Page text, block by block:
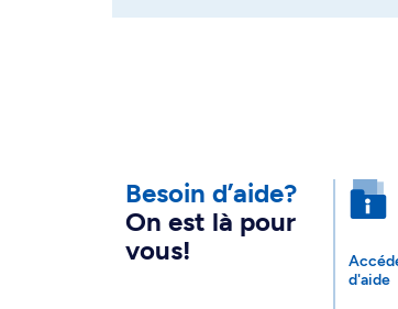
Besoin d’aide?
On est là pour
vous!
d'aide